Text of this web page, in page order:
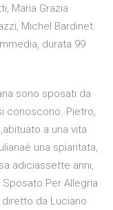
Maria Grazia
Michel Bardinet.
durata 99
sono sposati da
conoscono. Pietro,
a una vita
una spiantata,
adiciassette anni,
Per Allegria
da Luciano